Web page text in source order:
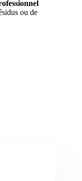
ou de